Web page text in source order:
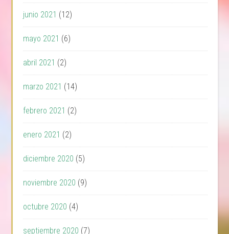
junio 2021 (12)
mayo 2021 (6)
abril 2021 (2)
marzo 2021 (14)
febrero 2021 (2)
enero 2021 (2)
diciembre 2020 (5)
noviembre 2020 (9)
octubre 2020 (4)
septiembre 2020 (7)